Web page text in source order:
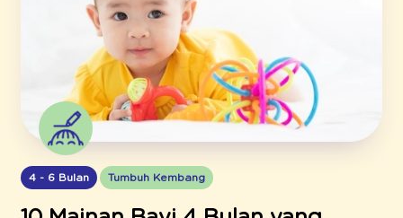
4 - 6 Bulan Tumbuh Kembang